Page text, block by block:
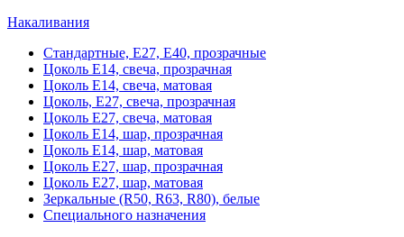
Накаливания
Стандартные, Е27, Е40, прозрачные
Цоколь Е14, свеча, прозрачная
Цоколь Е14, свеча, матовая
Цоколь, Е27, свеча, прозрачная
Цоколь Е27, свеча, матовая
Цоколь Е14, шар, прозрачная
Цоколь Е14, шар, матовая
Цоколь Е27, шар, прозрачная
Цоколь Е27, шар, матовая
Зеркальные (R50, R63, R80), белые
Специального назначения